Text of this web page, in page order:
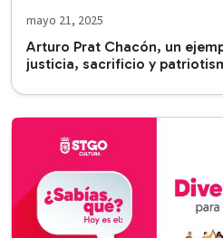
mayo 21, 2025
Arturo Prat Chacón, un
justicia, sacrificio y